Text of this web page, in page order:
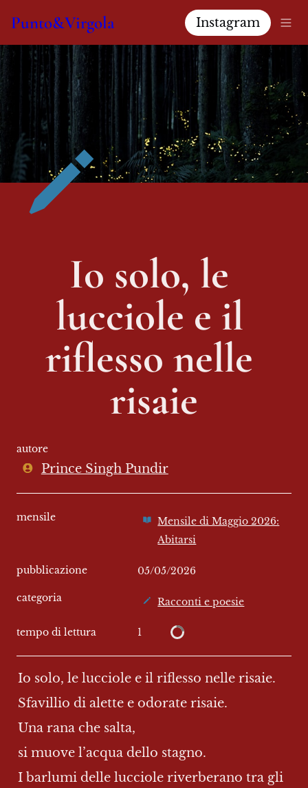
Punto&Virgola Instagram
Io solo, le
lucciole e il
riflesso nelle
risaie
autore
Prince Singh Pundir
mensile
Mensile di Maggio 2026:
Abitarsi
pubblicazione 05/05/2026
categoria Racconti e poesie
tempo di lettura 1
Io solo, le lucciole e il riflesso nelle risaie.
Sfavillio di alette e odorate risaie.
Una rana che salta,
si muove l’acqua dello stagno.
I barlumi delle lucciole riverberano tra gli